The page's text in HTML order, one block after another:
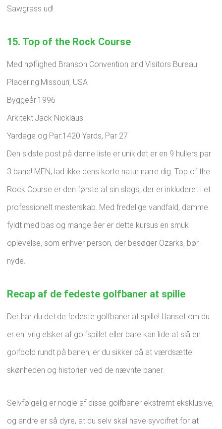
Sawgrass ud!
15. Top of the Rock Course
Med høflighed Branson Convention and Visitors Bureau
Placering:Missouri, USA
Byggeår:1996
Arkitekt:Jack Nicklaus
Yardage og Par:1420 Yards, Par 27
Den sidste post på denne liste er unik:det er en 9 hullers par
3 bane! MEN, lad ikke dens korte natur narre dig. Top of the
Rock Course er den første af sin slags, der er inkluderet i et
professionelt mesterskab. Med fredelige vandfald, damme
fyldt med bas og mange åer er dette kursus en smuk
oplevelse, som enhver person, der besøger Ozarks, bør
nyde.
Recap af de fedeste golfbaner at spille
Der har du det:de fedeste golfbaner at spille! Uanset om du
er en ivrig elsker af golfspillet eller bare kan lide at slå en
golfbold rundt på banen, er du sikker på at værdsætte
skønheden og historien ved de nævnte baner.
Selvfølgelig er nogle af disse golfbaner ekstremt eksklusive,
og andre er så dyre, at du selv skal have syvcifret for at